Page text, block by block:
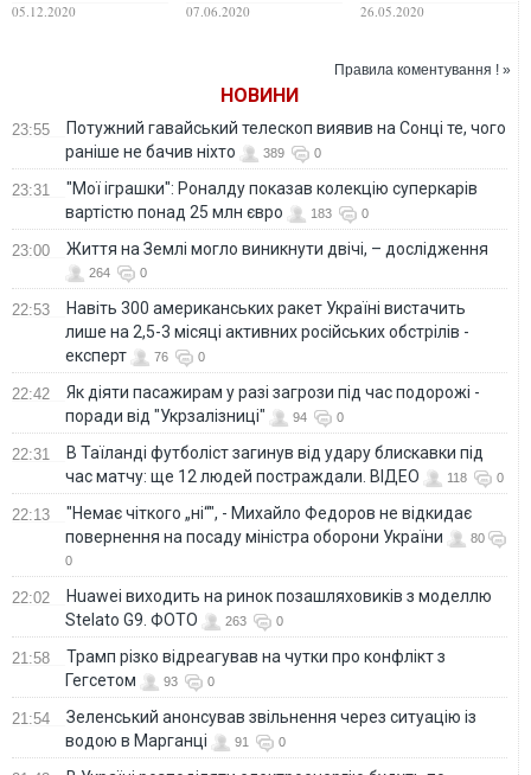
немедленной
05.12.2020
народа" Николая
07.06.2020
возможно, будет
выдвижении
26.05.2020
Правила коментування ! »
НОВИНИ
23:55
Потужний гавайський телескоп виявив на Сонці те, чого
раніше не бачив ніхто
389 0
23:31
"Мої іграшки": Роналду показав колекцію суперкарів
вартістю понад 25 млн євро
183 0
23:00 Життя на Землі могло виникнути двічі, – дослідження
264 0
22:53
Навіть 300 американських ракет Україні вистачить
лише на 2,5-3 місяці активних російських обстрілів -
експерт
76 0
22:42
Як діяти пасажирам у разі загрози під час подорожі -
поради від "Укрзалізниці"
94 0
22:31
В Таїланді футболіст загинув від удару блискавки під
час матчу: ще 12 людей постраждали. ВІДЕО
118 0
22:13
"Немає чіткого „ні“", - Михайло Федоров не відкидає
повернення на посаду міністра оборони України
80
0
22:02
Huawei виходить на ринок позашляховиків з моделлю
Stelato G9. ФОТО
263 0
21:58
Трамп різко відреагував на чутки про конфлікт з
Гегсетом
93 0
21:54
Зеленський анонсував звільнення через ситуацію із
водою в Марганці
91 0